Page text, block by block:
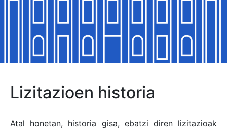
Erakutsi/Ezkutatu
Erakutsi/Ezkutatu
Erakutsi/Ezkutatu
Erakutsi/Ezkutatu
Lizitazioen historia
Atal honetan, historia gisa, ebatzi diren lizitazioak